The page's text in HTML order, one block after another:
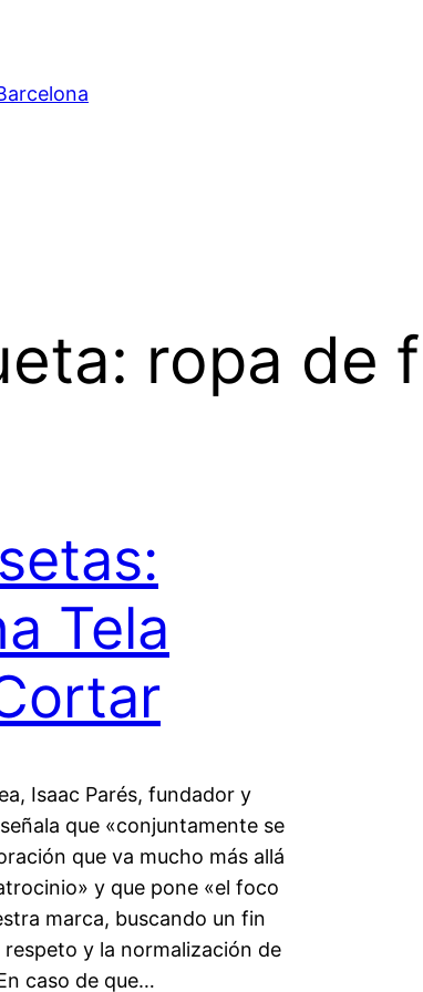
ropa de
Tela
Isaac Parés, fundador y
que «conjuntamente se
que va mucho más allá
y que pone «el foco
marca, buscando un fin
respeto y la normalización de
caso de que…